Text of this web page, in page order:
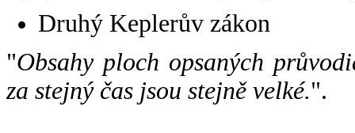
Druhý Keplerův zákon
"Obsahy ploch opsaných
za stejný čas jsou stejně velké.".